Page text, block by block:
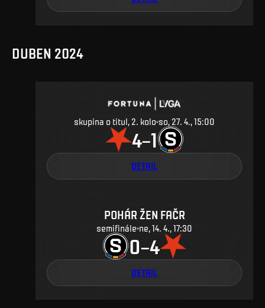
DUBEN 2024
skupina o titul, 2. kolo so, 27. 4., 15:00
4–1
DETAIL
POHÁR ŽEN FAČR
semifinále ne, 14. 4., 17:30
0–4
DETAIL